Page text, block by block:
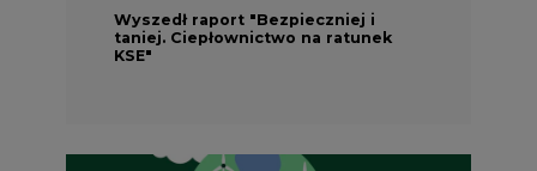
Wyszedł raport "Bezpieczniej i
taniej. Ciepłownictwo na ratunek
KSE"